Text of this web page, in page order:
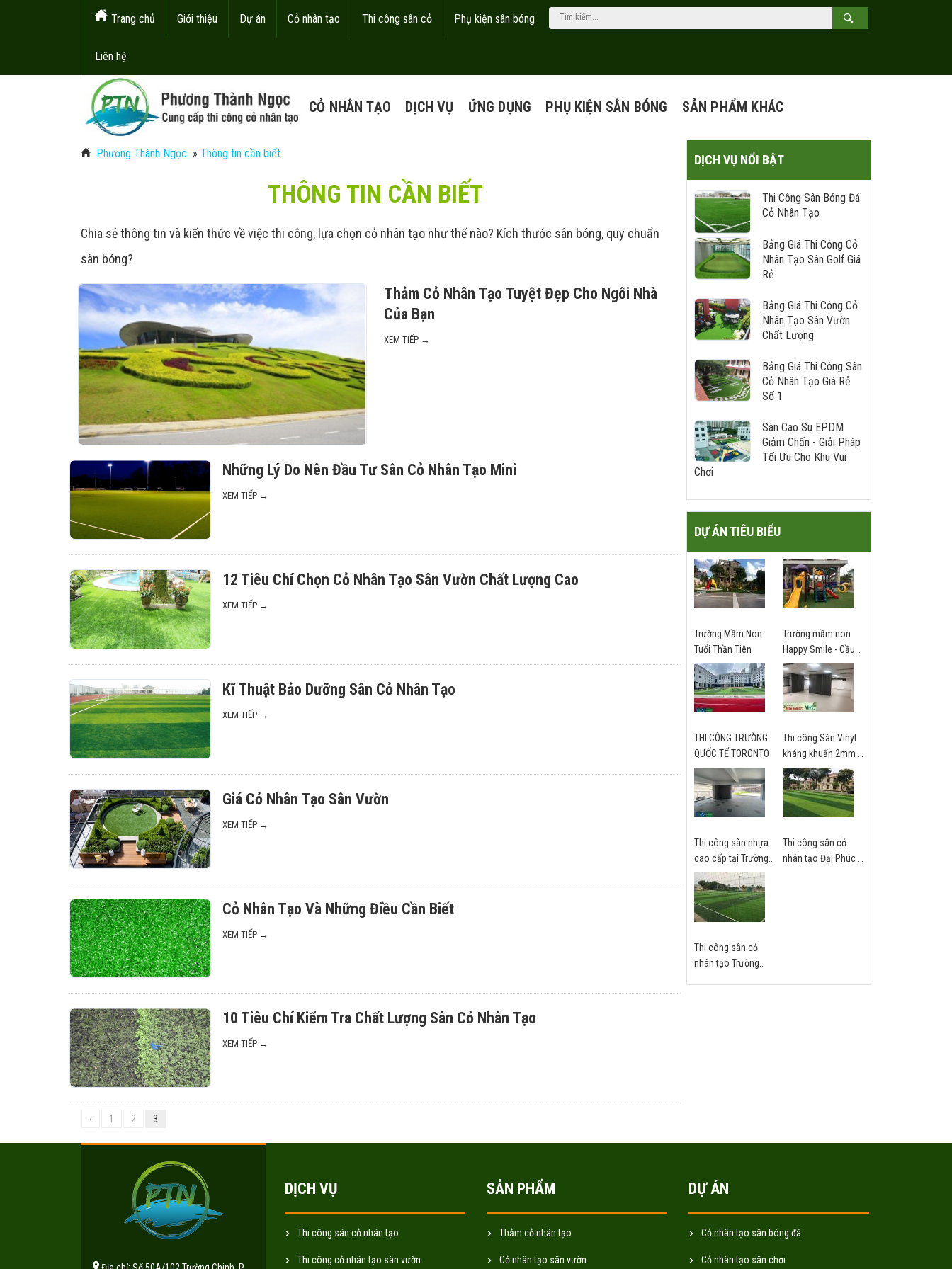
Trang chủ Giới thiệu Dự án Cỏ nhân tạo Thi công sân cỏ Phụ kiện sân bóng
Liên hệ
CỎ NHÂN TẠO DỊCH VỤ ỨNG DỤNG PHỤ KIỆN SÂN BÓNG SẢN PHẨM KHÁC
Phương Thành Ngọc » Thông tin cần biết
THÔNG TIN CẦN BIẾT
Chia sẻ thông tin và kiến thức về việc thi công, lựa chọn cỏ nhân tạo như thế nào? Kích thước sân bóng, quy chuẩn
sân bóng?
Thảm Cỏ Nhân Tạo Tuyệt Đẹp Cho Ngôi Nhà
Của Bạn
XEM TIẾP →
Những Lý Do Nên Đầu Tư Sân Cỏ Nhân Tạo Mini
XEM TIẾP →
12 Tiêu Chí Chọn Cỏ Nhân Tạo Sân Vườn Chất Lượng Cao
XEM TIẾP →
Kĩ Thuật Bảo Dưỡng Sân Cỏ Nhân Tạo
XEM TIẾP →
Giá Cỏ Nhân Tạo Sân Vườn
XEM TIẾP →
Cỏ Nhân Tạo Và Những Điều Cần Biết
XEM TIẾP →
10 Tiêu Chí Kiểm Tra Chất Lượng Sân Cỏ Nhân Tạo
XEM TIẾP →
‹ 1 2 3
DỊCH VỤ NỔI BẬT
Thi Công Sân Bóng Đá
Cỏ Nhân Tạo
Bảng Giá Thi Công Cỏ
Nhân Tạo Sân Golf Giá
Rẻ
Bảng Giá Thi Công Cỏ
Nhân Tạo Sân Vườn
Chất Lượng
Bảng Giá Thi Công Sân
Cỏ Nhân Tạo Giá Rẻ
Số 1
Sàn Cao Su EPDM
Giảm Chấn - Giải Pháp
Tối Ưu Cho Khu Vui
Chơi
DỰ ÁN TIÊU BIỂU
Trường Mầm Non
Tuổi Thần Tiên
Trường mầm non
Happy Smile - Cầu
Giấy
THI CÔNG TRƯỜNG
QUỐC TẾ TORONTO
Thi công Sàn Vinyl
kháng khuẩn 2mm -
trường Quốc tế Mỹ
St. Paul - Hà Nội
Thi công sàn nhựa
cao cấp tại Trường
Brighton
VinOceanpark
Thi công sân cỏ
nhân tạo Đại Phúc -
Thi công sân cỏ
nhân tạo Trường
DỰ ÁN
Cỏ nhân tạo sân bóng đá
Cỏ nhân tạo sân chơi
SẢN PHẨM
Thảm cỏ nhân tạo
Cỏ nhân tạo sân vườn
DỊCH VỤ
Thi công sân cỏ nhân tạo
Thi công cỏ nhân tạo sân vườn